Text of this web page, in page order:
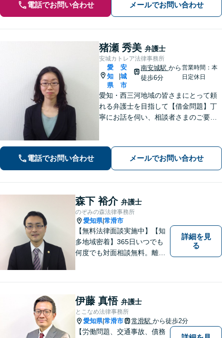
電話でお問い合わせ メールでお問い合わせ
猪瀬 秀美 弁護士
安城カトレア法律事務所
愛
知
県
|
安
城
市
南安城駅 から
徒歩6分
営業時間：本
日定休日
愛知・西三河地域の皆さまにとって頼
れる弁護士を目指して【借金問題】丁
寧にお話を伺い、相談者さまのご要望
な配慮のある解決策をご提案します
【お子さま連れのご相談可】
電話でお問い合わせ メールでお問い合わせ
森下 裕介 弁護士
のぞみの森法律事務所
愛知県|常滑市
【無料法律面談実施中】【知
多地域密着】365日いつでも
何度でも対面相談無料。離
い。
詳細を見
る
伊藤 真悟 弁護士
とこなめ法律事務所
愛知県|常滑市 常滑駅 から徒歩2分
【労働問題、交通事故、債務